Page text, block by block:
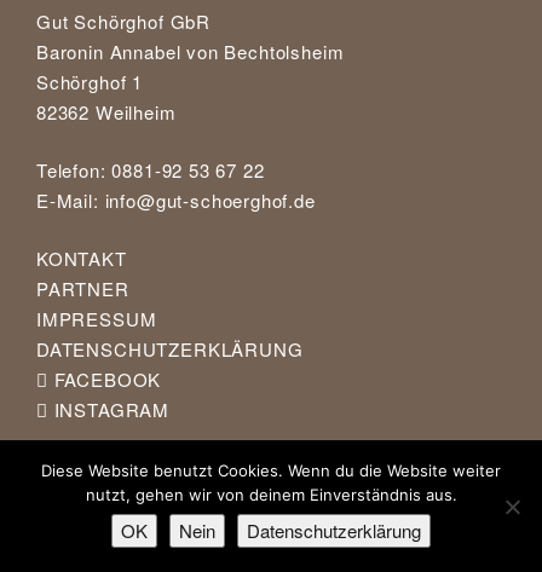
Gut Schörghof GbR
Baronin Annabel von Bechtolsheim
Schörghof 1
82362 Weilheim
Telefon: 0881-92 53 67 22
E-Mail: info@gut-schoerghof.de
KONTAKT
PARTNER
IMPRESSUM
DATENSCHUTZERKLÄRUNG
FACEBOOK
INSTAGRAM
Diese Website benutzt Cookies. Wenn du die Website weiter
nutzt, gehen wir von deinem Einverständnis aus.
OK Nein Datenschutzerklärung